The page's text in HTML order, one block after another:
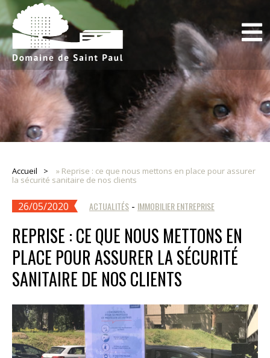
Accueil » Reprise : ce que nous mettons en place pour assurer
la sécurité sanitaire de nos clients
26/05/2020 ACTUALITÉS - IMMOBILIER ENTREPRISE
REPRISE : CE QUE NOUS METTONS EN
PLACE POUR ASSURER LA SÉCURITÉ
SANITAIRE DE NOS CLIENTS